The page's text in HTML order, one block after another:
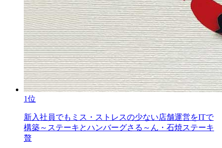
1位
新入社員でもミス・ストレスの少ない店舗運営をITで
構築～ステーキとハンバーグさる～ん・石焼ステーキ
贅